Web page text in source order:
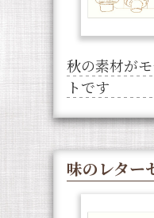
秋の素材が
トです
味のレター